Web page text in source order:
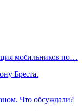
мобильников по…
Бреста.
Что обсуждали?